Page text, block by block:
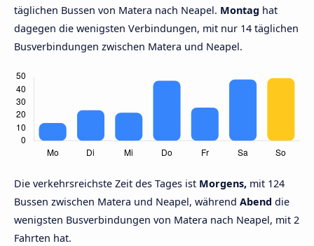
täglichen Bussen von Matera nach Neapel. Montag hat
dagegen die wenigsten Verbindungen, mit nur 14 täglichen
Busverbindungen zwischen Matera und Neapel.
Die verkehrsreichste Zeit des Tages ist Morgens, mit 124
Bussen zwischen Matera und Neapel, während Abend die
wenigsten Busverbindungen von Matera nach Neapel, mit 2
Fahrten hat.